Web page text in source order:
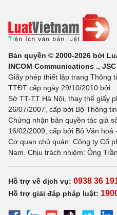
Bản quyền © 2000-2026 bởi
INCOM Communications ., JSC
Giấy phép thiết lập trang Thông
TTĐT cấp ngày 29/10/2010 bởi
Sở TT-TT Hà Nội, thay thế giấy
26/07/2007, cấp bởi Bộ Thông
Chứng nhận bản quyền tác giả
16/02/2009, cấp bởi Bộ Văn hoá
Cơ quan chủ quản: Công ty Cổ
Nam. Chịu trách nhiệm: Ông
Hỗ trợ về dịch vụ: 0938 36
Hỗ trợ giải đáp pháp luật: